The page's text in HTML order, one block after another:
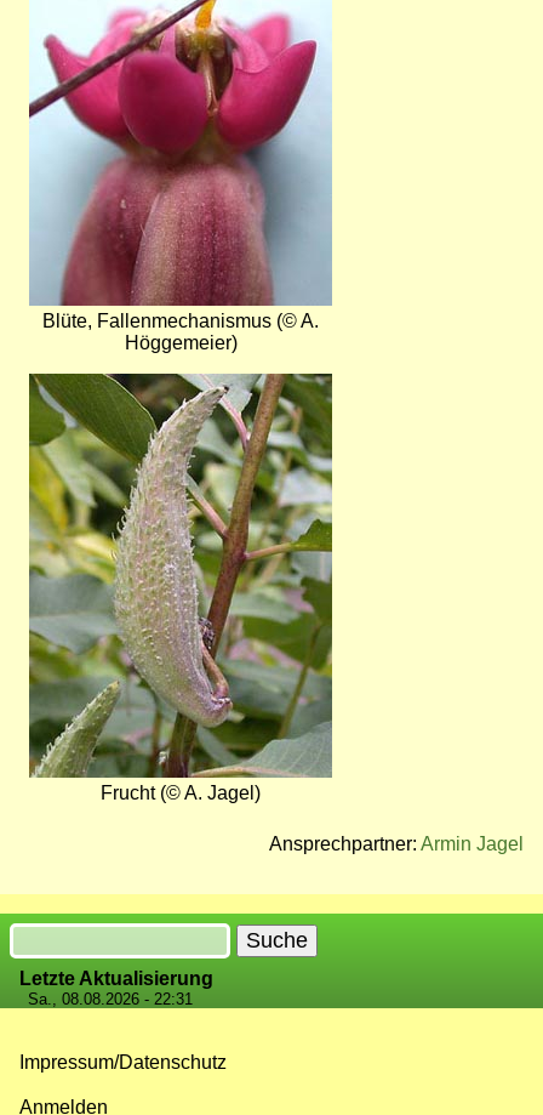
Blüte, Fallenmechanismus (© A.
Höggemeier)
Bild
Frucht (© A. Jagel)
Ansprechpartner: Armin Jagel
Suche
Letzte Aktualisierung
Sa., 08.08.2026 - 22:31
Impressum/Datenschutz
Anmelden